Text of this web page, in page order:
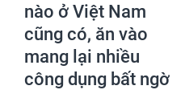
nào ở Việt Nam
cũng có, ăn vào
mang lại nhiều
công dụng bất ngờ